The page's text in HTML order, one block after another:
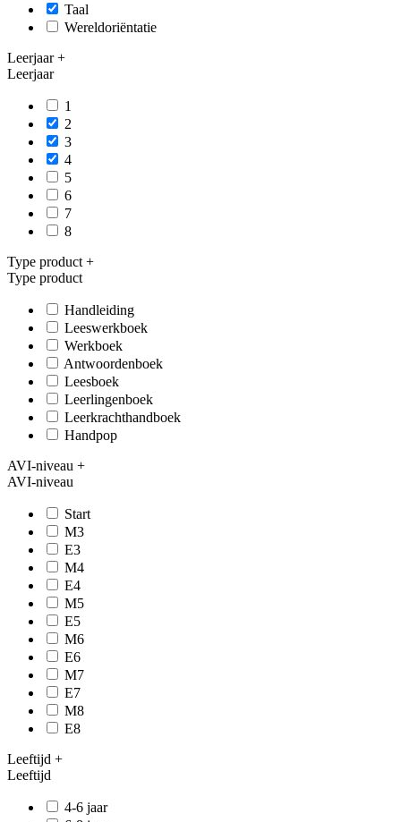
Taal
Wereldoriëntatie
Leerjaar+
Leerjaar
1
2
3
4
5
6
7
8
Type product +
Type product
Handleiding
Leeswerkboek
Werkboek
Antwoordenboek
Leesboek
Leerlingenboek
Leerkrachthandboek
Handpop
AVI-niveau +
AVI-niveau
Start
M3
E3
M4
E4
M5
E5
M6
E6
M7
E7
M8
E8
Leeftijd +
Leeftijd
4-6 jaar